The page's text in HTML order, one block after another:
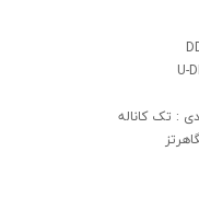
: تک کاناله